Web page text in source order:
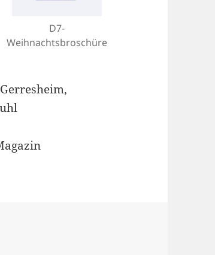
D7-
Weihnachtsbroschüre